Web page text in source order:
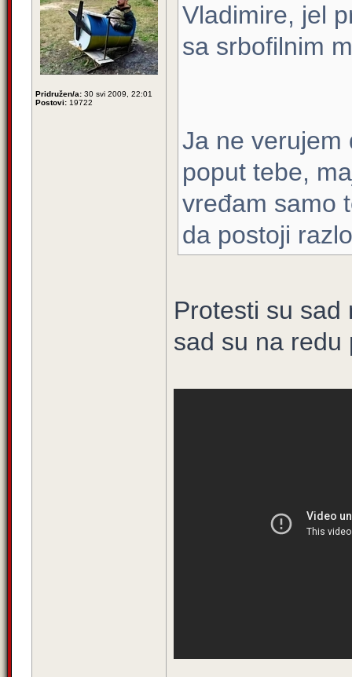
Pridružen/a: 30 svi 2009, 22:01
Postovi: 19722
Vladimire, jel
sa srbofilnim
Ja ne verujem
poput tebe,
vređam samo
da postoji
Protesti su sad
sad su na redu